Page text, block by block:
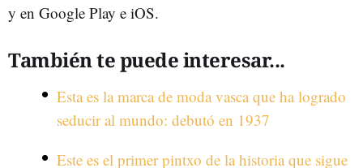
y en Google Play e iOS.
También te puede interesar...
Esta es la marca de moda vasca que ha logrado
seducir al mundo: debutó en 1937
Este es el primer pintxo de la historia que sigue